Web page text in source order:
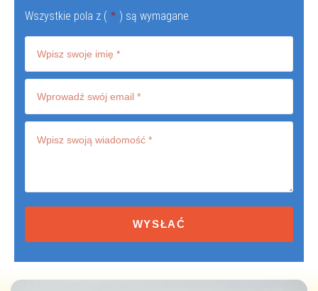
Wszystkie pola z ( * ) są wymagane
Terms
and
conditions